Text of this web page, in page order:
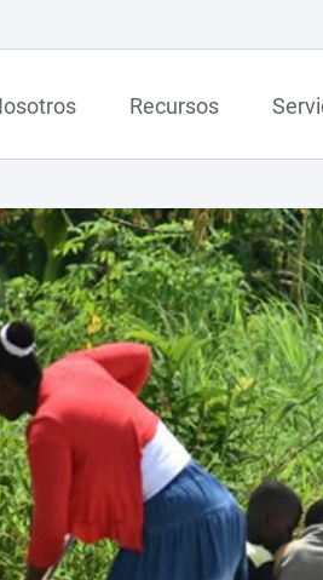
Recursos